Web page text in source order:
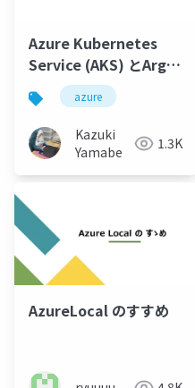
Azure Kubernetes
Service (AKS) とArgo
CD で始める AKS
GitOps 入門
azure
Kazuki
Yamabe
1.3K
AzureLocal のすすめ